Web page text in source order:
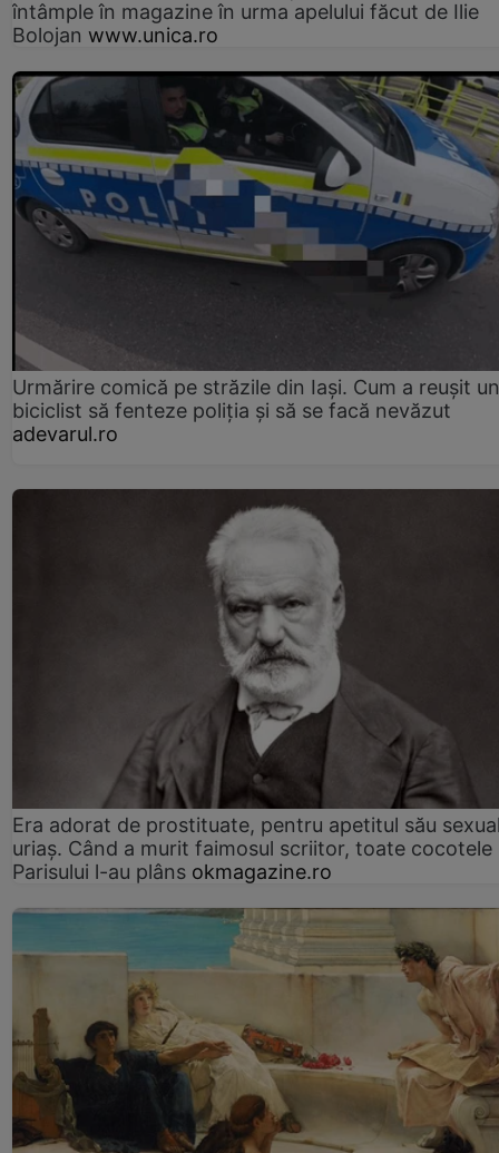
întâmple în magazine în urma apelului făcut de Ilie
Bolojan www.unica.ro
Urmărire comică pe străzile din Iași. Cum a reușit un
biciclist să fenteze poliția și să se facă nevăzut
adevarul.ro
Era adorat de prostituate, pentru apetitul său
uriaș. Când a murit faimosul scriitor, toate cocotele
Parisului l-au plâns okmagazine.ro